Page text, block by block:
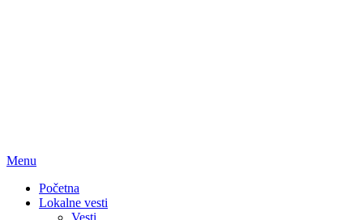
Menu
Početna
Lokalne vesti
Vesti